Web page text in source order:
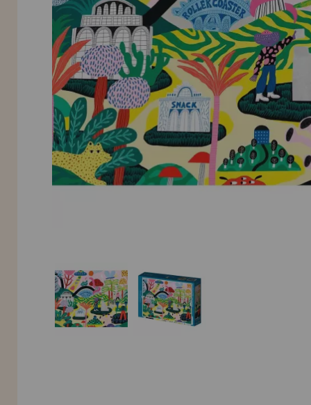
INFORMACIÓN
955 333 133
info@casadelpuzzle.com